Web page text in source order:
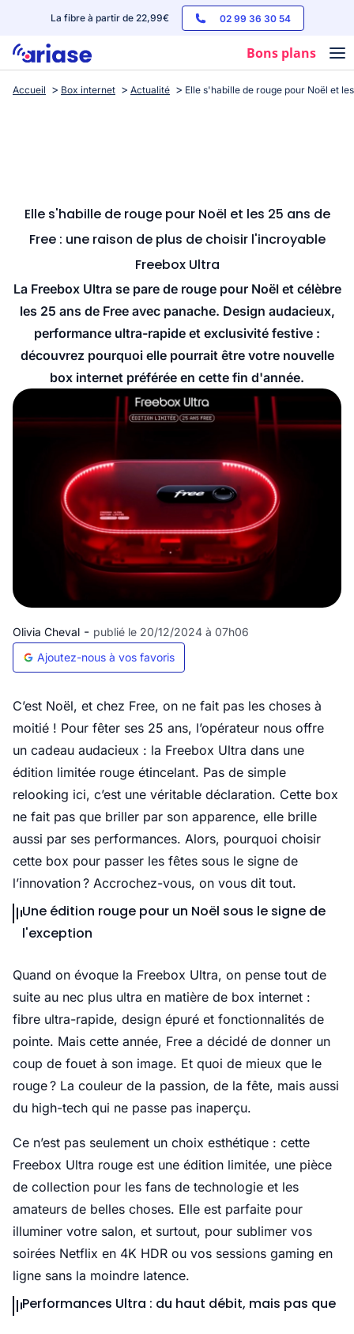
La fibre à partir de 22,99€ 02 99 36 30 54
Bons plans
Box internet
Streaming
Accueil Box internet Actualité Elle s'habille de rouge pour Noël et
Elle s'habille de rouge pour Noël et les 25 ans de
Free : une raison de plus de choisir l'incroyable
Freebox Ultra
La Freebox Ultra se pare de rouge pour Noël et célèbre
les 25 ans de Free avec panache. Design audacieux,
performance ultra-rapide et exclusivité festive :
découvrez pourquoi elle pourrait être votre nouvelle
box internet préférée en cette fin d'année.
Olivia Cheval - publié le 20/12/2024 à 07h06
Ajoutez-nous à vos favoris
C’est Noël, et chez Free, on ne fait pas les choses à
moitié ! Pour fêter ses 25 ans, l’opérateur nous offre
un cadeau audacieux : la Freebox Ultra dans une
édition limitée rouge étincelant. Pas de simple
relooking ici, c’est une véritable déclaration. Cette box
ne fait pas que briller par son apparence, elle brille
aussi par ses performances. Alors, pourquoi choisir
cette box pour passer les fêtes sous le signe de
l’innovation ? Accrochez-vous, on vous dit tout.
Une édition rouge pour un Noël sous le signe de
l'exception
Quand on évoque la Freebox Ultra, on pense tout de
suite au nec plus ultra en matière de box internet :
fibre ultra-rapide, design épuré et fonctionnalités de
pointe. Mais cette année, Free a décidé de donner un
coup de fouet à son image. Et quoi de mieux que le
rouge ? La couleur de la passion, de la fête, mais aussi
du high-tech qui ne passe pas inaperçu.
Ce n’est pas seulement un choix esthétique : cette
Freebox Ultra rouge est une édition limitée, une pièce
de collection pour les fans de technologie et les
amateurs de belles choses. Elle est parfaite pour
illuminer votre salon, et surtout, pour sublimer vos
soirées Netflix en 4K HDR ou vos sessions gaming en
ligne sans la moindre latence.
Performances Ultra : du haut débit, mais pas que